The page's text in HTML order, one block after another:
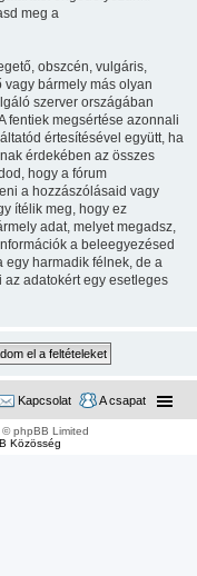
meg a
obszcén, vulgáris,
bármely más olyan
szerver országában
fentiek megsértése azonnali
értesítésével együtt, ha
érdekében az összes
hogy a fórum
a hozzászólásaid vagy
ítélik meg, hogy ez
adat, melyet megadsz,
a beleegyezésed
egy harmadik félnek, de a
adatokért egy esetleges
A csapat
Kapcsolat
phpBB Limited
Közösség